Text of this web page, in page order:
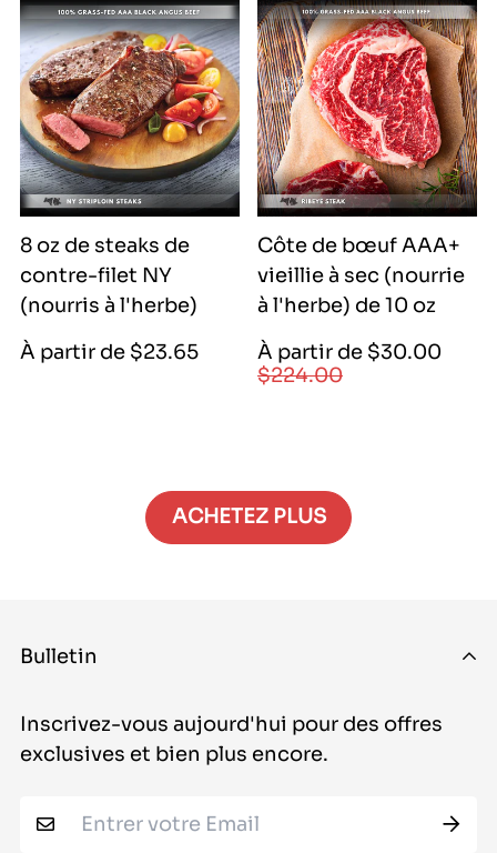
8 oz de steaks de
contre-filet NY
(nourris à l'herbe)
Prix
À partir de $23.65
Côte de bœuf AAA+
vieillie à sec (nourrie
à l'herbe) de 10 oz
Prix
de
21040|
22400|
À partir de $30.00
Prix
régulier
$224.00
ACHETEZ PLUS
Bulletin
Inscrivez-vous aujourd'hui pour des offres
exclusives et bien plus encore.